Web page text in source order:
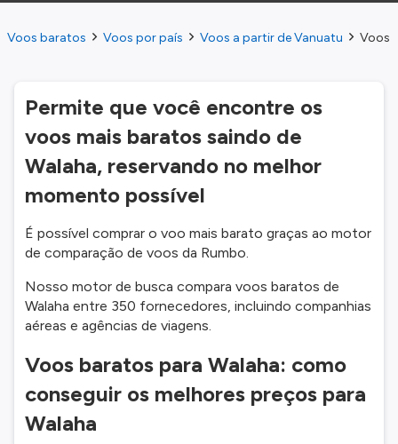
Voos baratos Voos por país Voos a partir de Vanuatu Voos
Permite que você encontre os
voos mais baratos saindo de
Walaha, reservando no melhor
momento possível
É possível comprar o voo mais barato graças ao motor
de comparação de voos da Rumbo.
Nosso motor de busca compara voos baratos de
Walaha entre 350 fornecedores, incluindo companhias
aéreas e agências de viagens.
Voos baratos para Walaha: como
conseguir os melhores preços para
Walaha